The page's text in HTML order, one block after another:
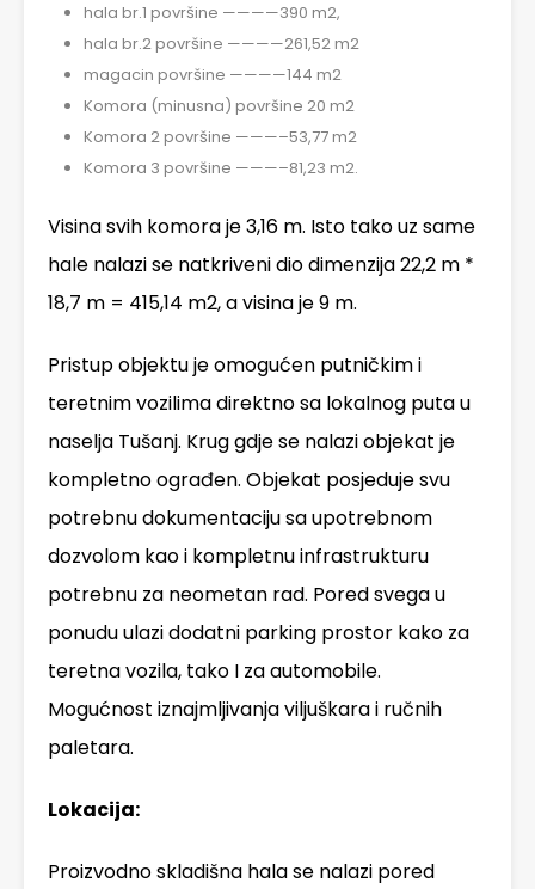
hala br.1 površine ————390 m2,
hala br.2 površine ————261,52 m2
magacin površine ————144 m2
Komora (minusna) površine 20 m2
Komora 2 površine ———–53,77 m2
Komora 3 površine ———–81,23 m2.
Visina svih komora je 3,16 m. Isto tako uz same
hale nalazi se natkriveni dio dimenzija 22,2 m *
18,7 m = 415,14 m2, a visina je 9 m.
Pristup objektu je omogućen putničkim i
teretnim vozilima direktno sa lokalnog puta u
naselja Tušanj. Krug gdje se nalazi objekat je
kompletno ograđen. Objekat posjeduje svu
potrebnu dokumentaciju sa upotrebnom
dozvolom kao i kompletnu infrastrukturu
potrebnu za neometan rad. Pored svega u
ponudu ulazi dodatni parking prostor kako za
teretna vozila, tako I za automobile.
Mogućnost iznajmljivanja viljuškara i ručnih
paletara.
Lokacija:
Proizvodno skladišna hala se nalazi pored